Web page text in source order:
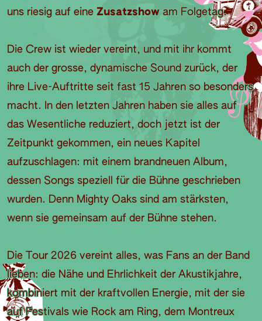
uns riesig auf eine Zusatzshow am Folgetag.
Die Crew ist wieder vereint, und mit ihr kommt
auch der grosse, dynamische Sound zurück, der
ihre Live-Auftritte seit fast 15 Jahren so besonders
macht. In den letzten Jahren haben sie alles auf
das Wesentliche reduziert, doch jetzt ist der
Zeitpunkt gekommen, ein neues Kapitel
aufzuschlagen: mit einem brandneuen Album,
dessen Songs speziell für die Bühne geschrieben
wurden. Denn Mighty Oaks sind am stärksten,
wenn sie gemeinsam auf der Bühne stehen.
Die Tour 2026 vereint alles, was Fans an der Band
lieben: die Nähe und Ehrlichkeit der Akustikjahre,
kombiniert mit der kraftvollen Energie, mit der sie
auf Festivals wie Rock am Ring, dem Montreux